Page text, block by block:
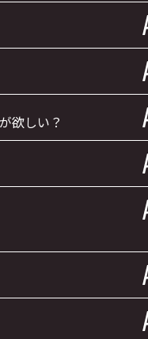
欲しい？